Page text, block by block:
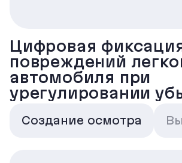
Цифровая
повреждений
автомобиля при
урегулировании
Создание осмотра